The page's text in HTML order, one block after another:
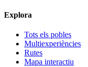
Explora
Tots els pobles
Multiexperiències
Rutes
Mapa interactiu